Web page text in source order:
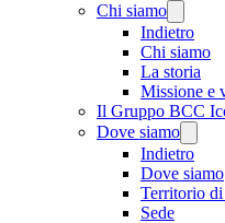
Chi siamo
Indietro
Chi siamo
La storia
Missione e
Il Gruppo BCC
Dove siamo
Indietro
Dove siamo
Territorio di
Sede